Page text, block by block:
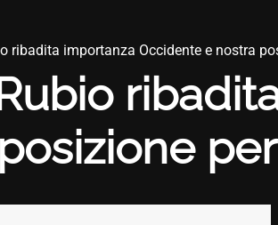
ribadita importanza Occidente e nostra